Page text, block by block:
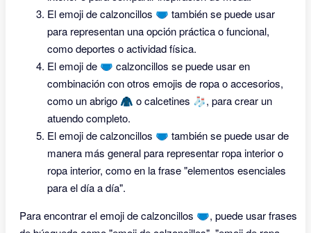
El emoji de calzoncillos 🩲 también se puede usar
para representan una opción práctica o funcional,
como deportes o actividad física.
El emoji de 🩲 calzoncillos se puede usar en
combinación con otros emojis de ropa o accesorios,
como un abrigo 🧥 o calcetines 🧦, para crear un
atuendo completo.
El emoji de calzoncillos 🩲 también se puede usar de
manera más general para representar ropa interior o
ropa interior, como en la frase "elementos esenciales
para el día a día".
Para encontrar el emoji de calzoncillos 🩲, puede usar frases